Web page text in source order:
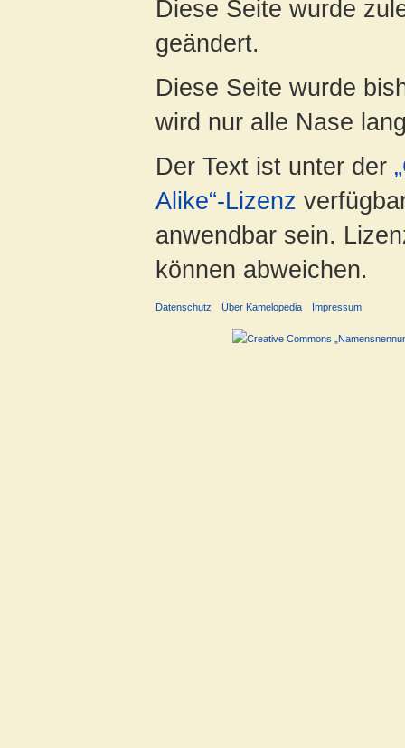
Diese Seite wurde
geändert.
Diese Seite wurde
wird nur alle Nase
Der Text ist unter der
Alike“-Lizenz
anwendbar sein.
können abweichen.
Datenschutz Über Kamelopedia Impressum